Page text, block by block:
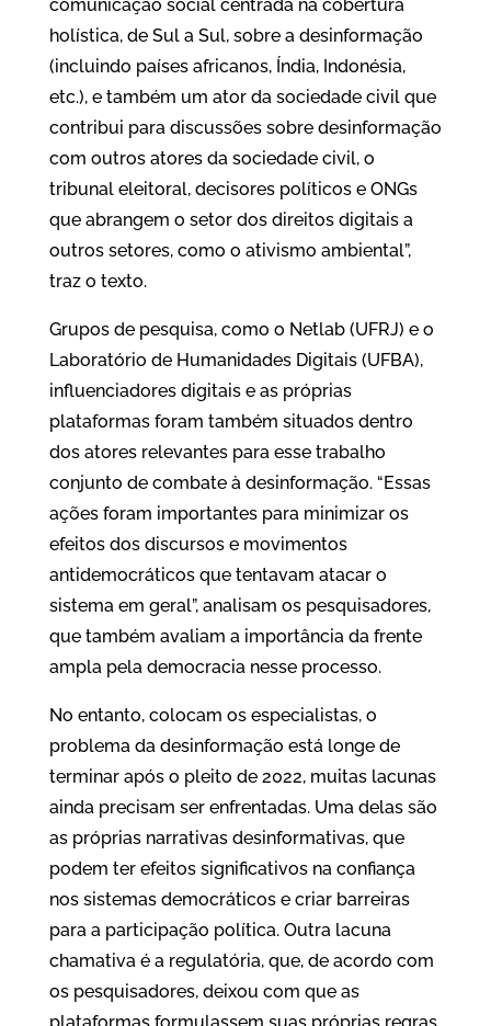
comunicação social centrada na cobertura
holística, de Sul a Sul, sobre a desinformação
(incluindo países africanos, Índia, Indonésia,
etc.), e também um ator da sociedade civil que
contribui para discussões sobre desinformação
com outros atores da sociedade civil, o
tribunal eleitoral, decisores políticos e ONGs
que abrangem o setor dos direitos digitais a
outros setores, como o ativismo ambiental”,
traz o texto.
Grupos de pesquisa, como o Netlab (UFRJ) e o
Laboratório de Humanidades Digitais (UFBA),
influenciadores digitais e as próprias
plataformas foram também situados dentro
dos atores relevantes para esse trabalho
conjunto de combate à desinformação. “Essas
ações foram importantes para minimizar os
efeitos dos discursos e movimentos
antidemocráticos que tentavam atacar o
sistema em geral”, analisam os pesquisadores,
que também avaliam a importância da frente
ampla pela democracia nesse processo.
No entanto, colocam os especialistas, o
problema da desinformação está longe de
terminar após o pleito de 2022, muitas lacunas
ainda precisam ser enfrentadas. Uma delas são
as próprias narrativas desinformativas, que
podem ter efeitos significativos na confiança
nos sistemas democráticos e criar barreiras
para a participação política. Outra lacuna
chamativa é a regulatória, que, de acordo com
os pesquisadores, deixou com que as
plataformas formulassem suas próprias regras